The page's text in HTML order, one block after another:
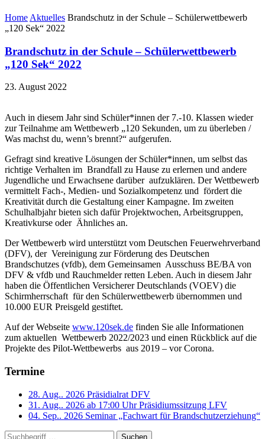
Home Aktuelles Brandschutz in der Schule – Schülerwettbewerb
„120 Sek“ 2022
Brandschutz in der Schule – Schülerwettbewerb
„120 Sek“ 2022
23. August 2022
Auch in diesem Jahr sind Schüler*innen der 7.-10. Klassen wieder
zur Teilnahme am Wettbewerb „120 Sekunden, um zu überleben /
Was machst du, wenn’s brennt?“ aufgerufen.
Gefragt sind kreative Lösungen der Schüler*innen, um selbst das
richtige Verhalten im Brandfall zu Hause zu erlernen und andere
Jugendliche und Erwachsene darüber aufzuklären. Der Wettbewerb
vermittelt Fach-, Medien- und Sozialkompetenz und fördert die
Kreativität durch die Gestaltung einer Kampagne. Im zweiten
Schulhalbjahr bieten sich dafür Projektwochen, Arbeitsgruppen,
Kreativkurse oder Ähnliches an.
Der Wettbewerb wird unterstützt vom Deutschen Feuerwehrverband
(DFV), der Vereinigung zur Förderung des Deutschen
Brandschutzes (vfdb), dem Gemeinsamen Ausschuss BE/BA von
DFV & vfdb und Rauchmelder retten Leben. Auch in diesem Jahr
haben die Öffentlichen Versicherer Deutschlands (VOEV) die
Schirmherrschaft für den Schülerwettbewerb übernommen und
10.000 EUR Preisgeld gestiftet.
Auf der Webseite www.120sek.de finden Sie alle Informationen
zum aktuellen Wettbewerb 2022/2023 und einen Rückblick auf die
Projekte des Pilot-Wettbewerbs aus 2019 – vor Corona.
Termine
28. Aug.. 2026 Präsidialrat DFV
31. Aug.. 2026 ab 17:00 Uhr Präsidiumssitzung LFV
04. Sep.. 2026 Seminar „Fachwart für Brandschutzerziehung“
Suchen